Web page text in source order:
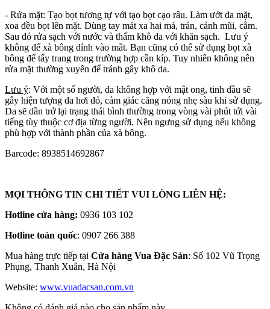
- Rửa mặt: Tạo bọt tương tự với tạo bọt cạo râu. Làm ướt da mặt,
xoa đều bọt lên mặt. Dùng tay mát xa hai má, trán, cánh mũi, cằm.
Sau đó rửa sạch với nước và thấm khô da với khăn sạch. Lưu ý
không để xà bông dính vào mắt. Bạn cũng có thể sử dụng bọt xà
bông để tẩy trang trong trường hợp cần kíp. Tuy nhiên không nên
rửa mặt thường xuyên để tránh gây khô da.
Lưu ý: Với một số người, da không hợp với mật ong, tinh dầu sẽ
gây hiện tượng da hơi đỏ, cảm giác căng nóng nhẹ sàu khi sử dụng.
Da sẽ dần trở lại trạng thái bình thường trong vòng vài phút tới vài
tiếng tùy thuộc cơ địa từng người. Nên ngưng sử dụng nếu không
phù hợp với thành phần của xà bông.
Barcode: 8938514692867
MỌI THÔNG TIN CHI TIẾT VUI LÒNG LIÊN HỆ:
Hotline cửa hàng: 0936 103 102
Hotline toàn quốc: 0907 266 388
Mua hàng trực tiếp tại Cửa hàng Vua Đặc Sản: Số 102 Vũ Trọng
Phụng, Thanh Xuân, Hà Nội
Website: www.vuadacsan.com.vn